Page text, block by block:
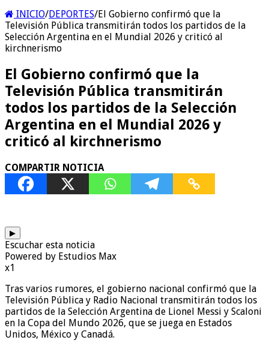
INICIO/DEPORTES/El Gobierno confirmó que la
Televisión Pública transmitirán todos los partidos de la
Selección Argentina en el Mundial 2026 y criticó al
kirchnerismo
El Gobierno confirmó que la
Televisión Pública transmitirán
todos los partidos de la Selección
Argentina en el Mundial 2026 y
criticó al kirchnerismo
COMPARTIR NOTICIA
▶
Escuchar esta noticia
Powered by Estudios Max
x1
Tras varios rumores, el gobierno nacional confirmó que la
Televisión Pública y Radio Nacional transmitirán todos los
partidos de la Selección Argentina de Lionel Messi y Scaloni
en la Copa del Mundo 2026, que se juega en Estados
Unidos, México y Canadá.